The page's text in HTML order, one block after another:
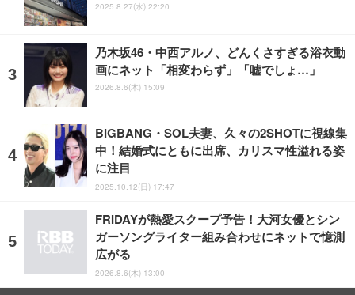
2025.8.27(水) 22:20
乃木坂46・中西アルノ、どんくさすぎる浴衣動
画にネット「相変わらず」「嘘でしょ…」
2026.8.6(木) 15:09
BIGBANG・SOL夫妻、久々の2SHOTに視線集
中！結婚式にともに出席、カリスマ性溢れる姿
に注目
2025.10.12(日) 17:47
FRIDAYが熱愛スクープ予告！大河女優とシン
ガーソングライター組み合わせにネットで憶測
広がる
2026.8.6(木) 13:00